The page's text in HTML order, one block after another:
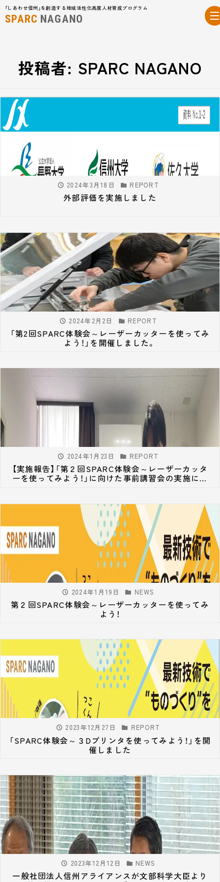
「しあわせ信州」を創造する地域活性化高度人材育成プログラム
SPARC NAGANO
投稿者: SPARC NAGANO
2024年3月18日 REPORT
外部評価を実施しました
2024年2月2日 REPORT
「第2回SPARC体験会～レーザーカッターを使ってみ
よう！」を開催しました。
2024年1月23日 REPORT
【実施報告】「第２回SPARC体験会～レーザーカッタ
ーを使ってみよう！」に向けた事前講習会の実施につ
2024年1月19日 NEWS
第２回SPARC体験会～レーザーカッターを使ってみ
よう！
2023年12月27日 REPORT
「SPARC体験会～３Dプリンタを使ってみよう！」を開
催しました
2023年12月12日 NEWS
一般社団法人信州アライアンスが文部科学大臣より